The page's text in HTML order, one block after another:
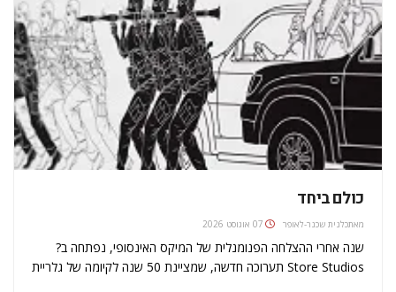
כולם‭ ‬ביחד
מאתכלנית שכנר-לאופר 07 אוגוסט 2026
שנה אחרי ההצלחה הפנומנלית של המיקס האינסופי, נפתחה ב?
Store Studios תערוכה חדשה, שמציינת 50 שנה לקיומה של גלריית